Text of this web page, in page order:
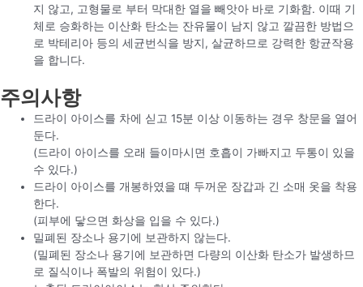
지 않고, 고형물로 부터 막대한 열을 빼앗아 바로 기화함. 이때 기
체로 승화하는 이산화 탄소는 잔유물이 남지 않고 깔끔한 방법으
로 박테리아 등의 세균번식을 방지, 살균하므로 강력한 항균작용
을 합니다.
주의사항
드라이 아이스를 차에 싣고 15분 이상 이동하는 경우 창문을 열어
둔다.
(드라이 아이스를 오래 들이마시면 호흡이 가빠지고 두통이 있을
수 있다.)
드라이 아이스를 개봉하였을 떄 두꺼운 장갑과 긴 소매 옷을 착용
한다.
(피부에 닿으면 화상을 입을 수 있다.)
밀폐된 장소나 용기에 보관하지 않는다.
(밀폐된 장소나 용기에 보관하면 다량의 이산화 탄소가 발생하므
로 질식이나 폭발의 위험이 있다.)